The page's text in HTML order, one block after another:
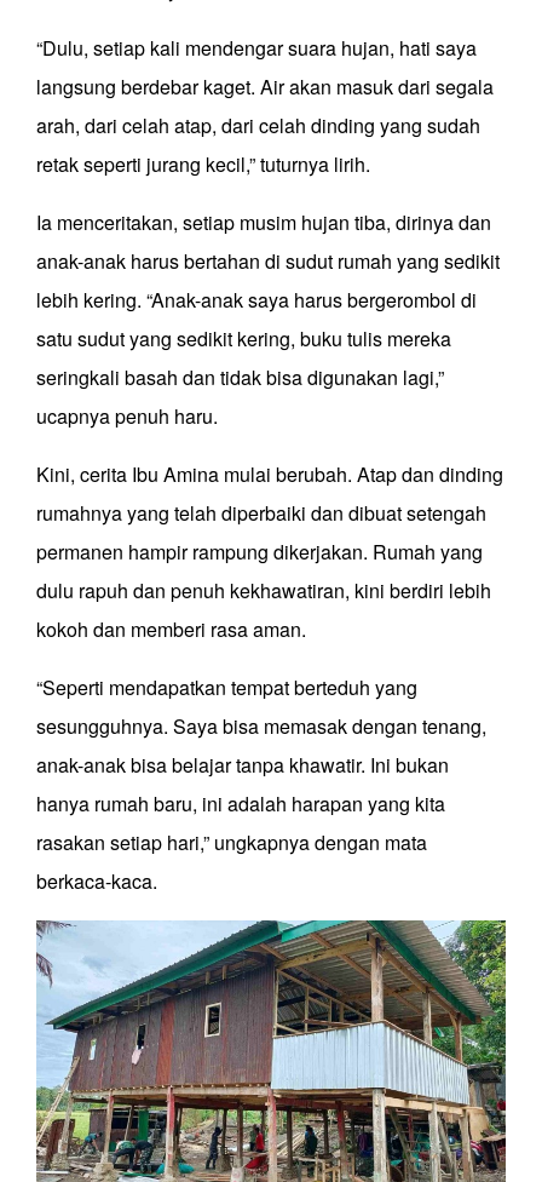
“Dulu, setiap kali mendengar suara hujan, hati saya
langsung berdebar kaget. Air akan masuk dari segala
arah, dari celah atap, dari celah dinding yang sudah
retak seperti jurang kecil,” tuturnya lirih.
Ia menceritakan, setiap musim hujan tiba, dirinya dan
anak-anak harus bertahan di sudut rumah yang sedikit
lebih kering. “Anak-anak saya harus bergerombol di
satu sudut yang sedikit kering, buku tulis mereka
seringkali basah dan tidak bisa digunakan lagi,”
ucapnya penuh haru.
Kini, cerita Ibu Amina mulai berubah. Atap dan dinding
rumahnya yang telah diperbaiki dan dibuat setengah
permanen hampir rampung dikerjakan. Rumah yang
dulu rapuh dan penuh kekhawatiran, kini berdiri lebih
kokoh dan memberi rasa aman.
“Seperti mendapatkan tempat berteduh yang
sesungguhnya. Saya bisa memasak dengan tenang,
anak-anak bisa belajar tanpa khawatir. Ini bukan
hanya rumah baru, ini adalah harapan yang kita
rasakan setiap hari,” ungkapnya dengan mata
berkaca-kaca.